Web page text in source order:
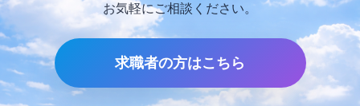
お気軽にご相談ください。
求職者の方はこちら